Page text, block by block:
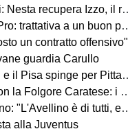
recupera Izzo, il report
trattativa a un buon punto
un contratto offensivo"
guardia Carullo
Pisa spinge per Pittarello
Folgore Caratese: i nomi
è di tutti, ecco cosa faremo"
alla Juventus